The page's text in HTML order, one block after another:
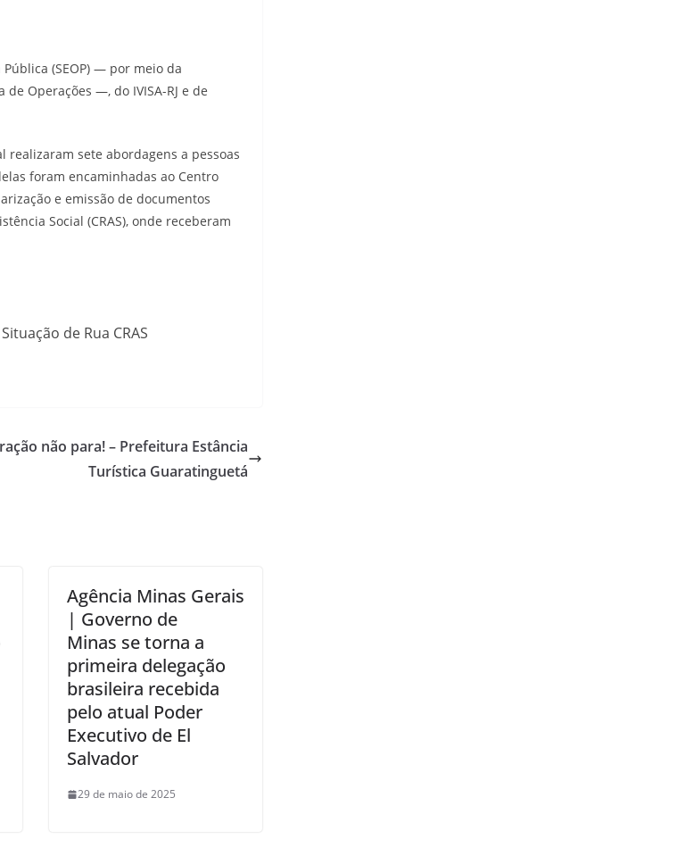
(SEOP) — por meio da
Operações —, do IVISA-RJ e de
realizaram sete abordagens a pessoas
foram encaminhadas ao Centro
e emissão de documentos
Social (CRAS), onde receberam
de Rua CRAS
não para! – Prefeitura Estância
Turística Guaratinguetá
Agência Minas Gerais
| Governo de
Minas se torna a
primeira delegação
brasileira recebida
pelo atual Poder
Executivo de El
Salvador
29 de maio de 2025